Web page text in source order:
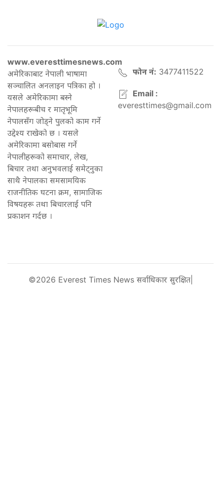
www.everesttimesnews.com
अमेरिकाबाट नेपाली भाषामा
सञ्चालित अनलाइन पत्रिका हो ।
यसले अमेरिकामा बस्ने
नेपालहरूबीच र मातृभूमि
नेपालसँग जोड्ने पुलको काम गर्ने
उद्देश्य राखेको छ । यसले
अमेरिकामा बसोबास गर्ने
नेपालीहरूको समाचार, लेख,
बिचार तथा अनुभवलाई समेट्नुका
साथै नेपालका समसामयिक
राजनीतिक घटना क्रम, सामाजिक
विषयहरू तथा बिचारलाई पनि
प्रकाशन गर्दछ ।
फोन नं: 3477411522
Email :
everesttimes@gmail.com
©2026 Everest Times News सर्वाधिकार सुरक्षित|